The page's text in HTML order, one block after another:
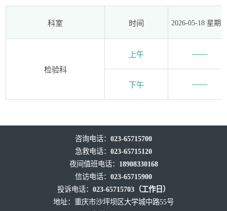
科室 时间 2026-05-18 星期
检验科
上午
下午
咨询电话： 023-65715700
急救电话： 023-65715120
夜间值班电话： 18908330168
信访电话： 023-65715900
投诉电话： 023-65715703（工作日）
地址：重庆市沙坪坝区大学城中路55号